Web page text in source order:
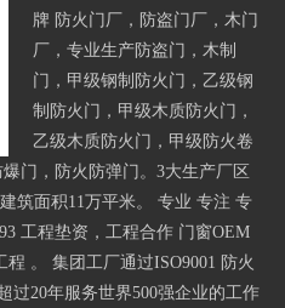
牌 防火门厂，防盗门厂，木门
厂，专业生产防盗门，木制
门，甲级钢制防火门，乙级钢
制防火门，甲级木质防火门，
乙级木质防火门，甲级防火卷
门，防火防弹门。3大生产厂区
筑面积11万平米。 专业 专注 专
工程垫资，工程合作 门窗OEM
。 集团工厂通过ISO9001 防火
过20年服务世界500强企业的工作